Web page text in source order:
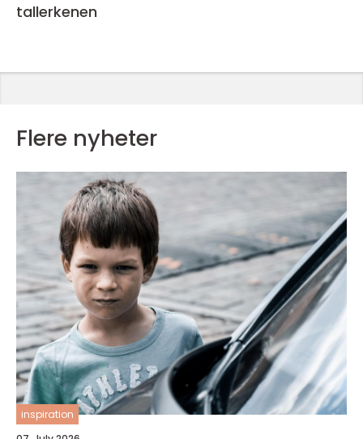
tallerkenen
Flere nyheter
inspiration